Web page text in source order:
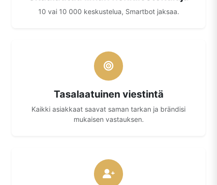
10 vai 10 000 keskustelua, Smartbot jaksaa.
Tasalaatuinen viestintä
Kaikki asiakkaat saavat saman tarkan ja brändisi
mukaisen vastauksen.